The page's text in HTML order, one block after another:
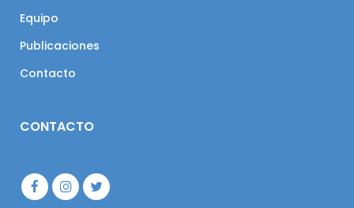
Equipo
Publicaciones
Contacto
CONTACTO